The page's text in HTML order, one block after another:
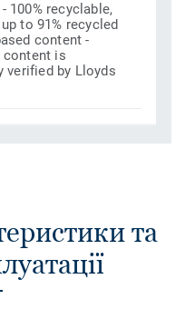
100% recyclable,
to 91% recycled
content -
content is
verified by Lloyds
та